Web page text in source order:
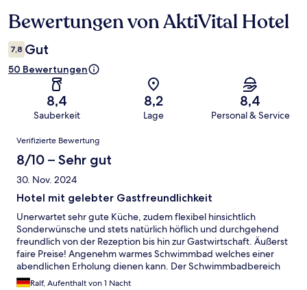
Bewertungen
Bewertungen von AktiVital Hotel
7,8 Gut
50 Bewertungen
8,4
Sauberkeit
8,2
Lage
8,4
Personal & Service
Bewertungen
Verifizierte Bewertung
8/10 – Sehr gut
30. Nov. 2024
Hotel mit gelebter Gastfreundlichkeit
Unerwartet sehr gute Küche, zudem flexibel hinsichtlich
Sonderwünsche und stets natürlich höflich und durchgehend
freundlich von der Rezeption bis hin zur Gastwirtschaft. Äußerst
faire Preise! Angenehm warmes Schwimmbad welches einer
abendlichen Erholung dienen kann. Der Schwimmbadbereich
und Saunabereich dürften etwas intensiver aufbereitet werden.
Ralf, Aufenthalt von 1 Nacht